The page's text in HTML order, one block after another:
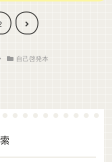
次
自己啓発本